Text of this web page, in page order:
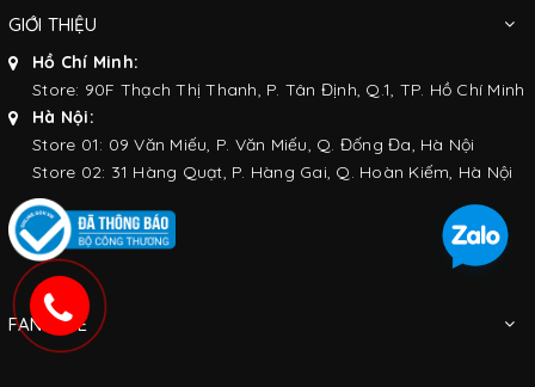
GIỚI THIỆU
Hồ Chí Minh:
Store: 90F Thạch Thị Thanh, P. Tân Định, Q.1, TP. Hồ Chí Minh
Hà Nội:
Store 01: 09 Văn Miếu, P. Văn Miếu, Q. Đống Đa, Hà Nội
Store 02: 31 Hàng Quạt, P. Hàng Gai, Q. Hoàn Kiếm, Hà Nội
FANPAGE